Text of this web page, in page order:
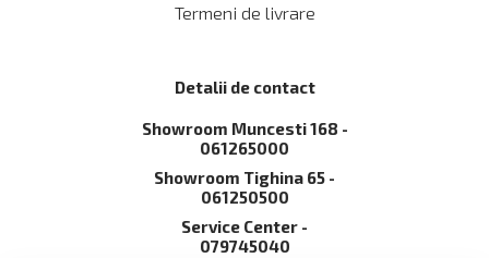
Termeni de livrare
Detalii de contact
Showroom Muncesti 168 -
061265000
Showroom Tighina 65 -
061250500
Service Сenter -
079745040